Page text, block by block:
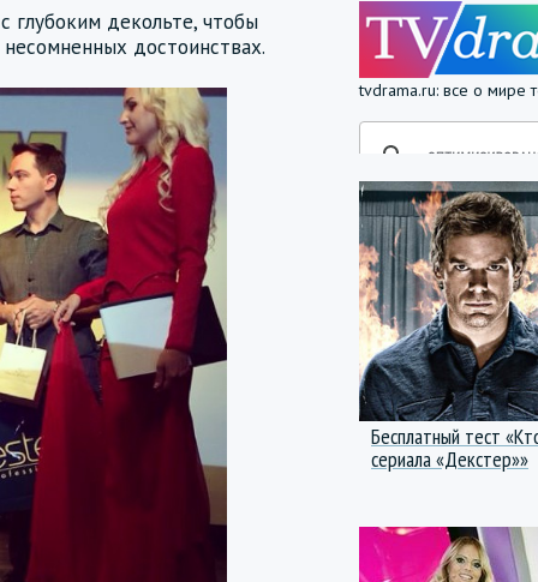
глубоким декольте, чтобы
достоинствах.
tvdrama.ru: все о мире
Бесплатный тест
сериала «Декстер»»